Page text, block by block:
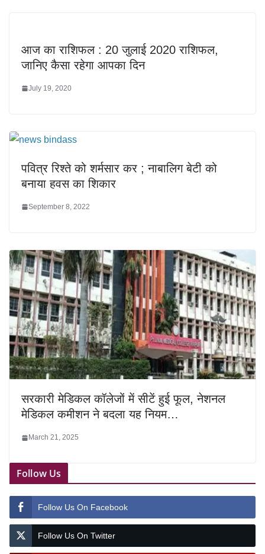
आज का राशिफल : 20 जुलाई 2020 राशिफल,
जानिए कैसा रहेगा आपका दिन
July 19, 2020
पवित्र रिश्ते को शर्मसार कर ; नाबालिग बेटी को
बनाया हवस का शिकार
September 8, 2022
सरकारी मेडिकल कॉलेजों में सीटें हुई फूल, नेशनल
मेडिकल कमीशन ने बदला यह नियम…
March 21, 2025
Follow Us
Follow Us On Facebook
Follow Us On Twitter